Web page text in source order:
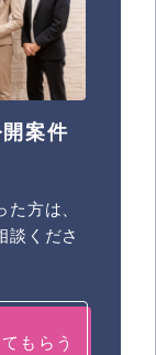
案件
方は、
談くださ
もらう